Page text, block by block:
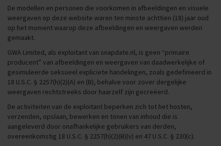
De modellen en personen die voorkomen in afbeeldingen en visuele
weergaven op deze website waren ten minste achttien (18) jaar oud
op het moment waarop deze afbeeldingen en weergaven werden
gemaakt.
GWA Limited, als exploitant van snapdate.nl, is geen “primaire
producent” van afbeeldingen en weergaven van daadwerkelijke of
gesimuleerde seksueel expliciete handelingen, zoals gedefinieerd in
18 U.S.C. § 2257(h)(2)(A) en (B), behalve voor zover dergelijke
weergaven rechtstreeks door haarzelf zijn gecreëerd.
De activiteiten van de exploitant beperken zich tot het hosten,
verzenden, opslaan, bewerken en tonen van inhoud die is
aangeleverd door onafhankelijke gebruikers van derden,
overeenkomstig 18 U.S.C. § 2257(h)(2)(B)(v) en 47 U.S.C. § 230(c).